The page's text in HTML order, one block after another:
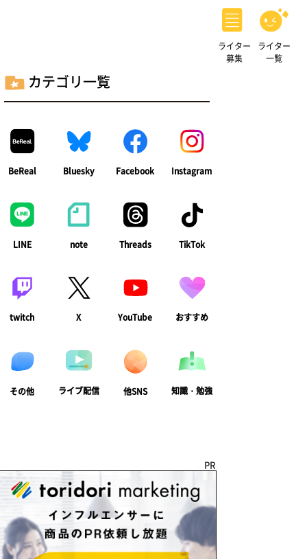
ライター
募集
ライター
一覧
カテゴリ一覧
BeReal Bluesky Facebook Instagram
LINE note Threads TikTok
twitch X YouTube おすすめ
その他 ライブ配信 他SNS 知識・勉強
PR